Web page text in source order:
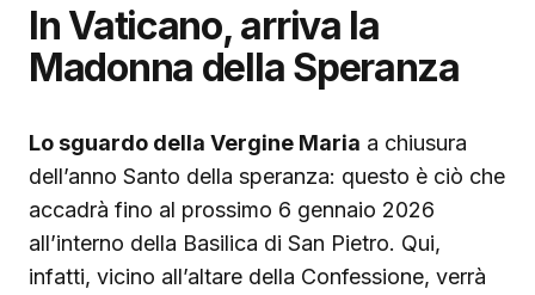
In Vaticano, arriva la
Madonna della Speranza
Lo sguardo della Vergine Maria a chiusura
dell’anno Santo della speranza: questo è ciò che
accadrà fino al prossimo 6 gennaio 2026
all’interno della Basilica di San Pietro. Qui,
infatti, vicino all’altare della Confessione, verrà